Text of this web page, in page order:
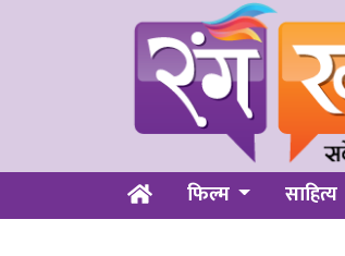
फिल्म साहित्य